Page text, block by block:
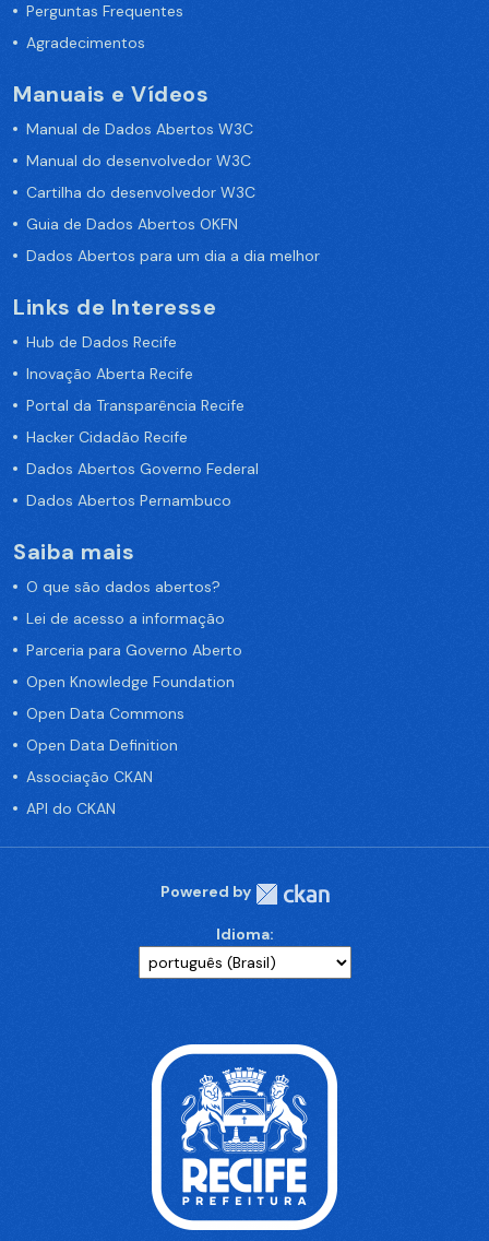
Perguntas Frequentes
Agradecimentos
Manuais e Vídeos
Manual de Dados Abertos W3C
Manual do desenvolvedor W3C
Cartilha do desenvolvedor W3C
Guia de Dados Abertos OKFN
Dados Abertos para um dia a dia melhor
Links de Interesse
Hub de Dados Recife
Inovação Aberta Recife
Portal da Transparência Recife
Hacker Cidadão Recife
Dados Abertos Governo Federal
Dados Abertos Pernambuco
Saiba mais
O que são dados abertos?
Lei de acesso a informação
Parceria para Governo Aberto
Open Knowledge Foundation
Open Data Commons
Open Data Definition
Associação CKAN
API do CKAN
Powered by
Idioma